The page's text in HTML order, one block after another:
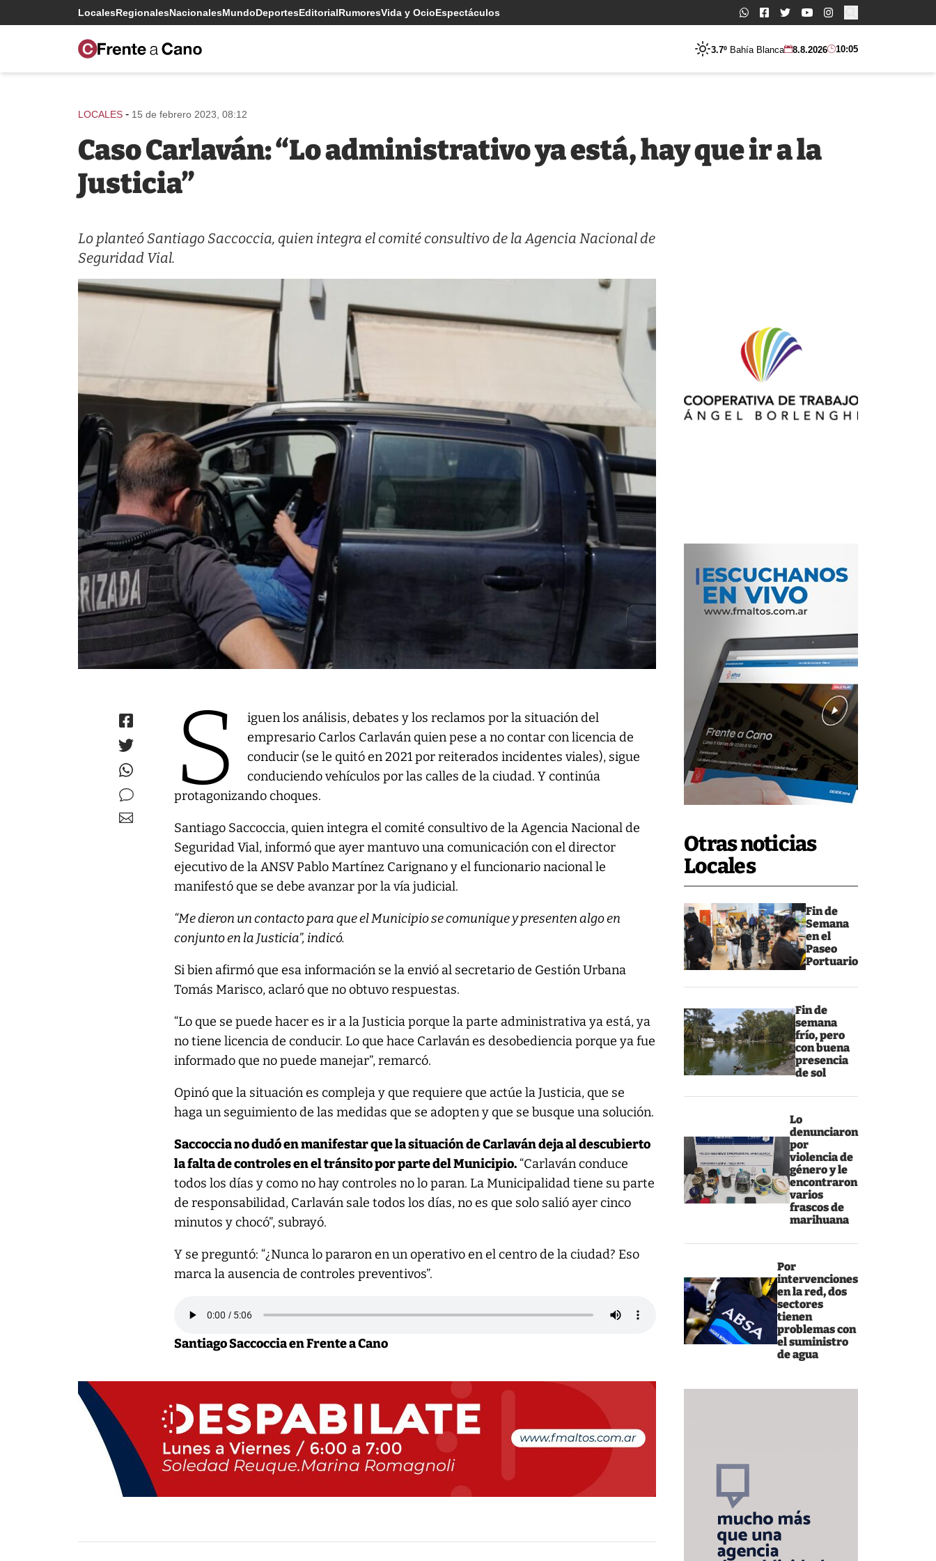
LocalesRegionalesNacionalesMundoDeportesEditorialRumoresVida y OcioEspectáculos Buscar:
3.7º Bahía Blanca 8.8.2026 10:05
Otras noticias
Locales
Fin de
Semana
en el
Paseo
Portuario
Fin de
semana
frío, pero
con buena
presencia
de sol
Lo
denunciaron
por
violencia de
género y le
encontraron
varios
frascos de
marihuana
Por
intervenciones
en la red, dos
sectores
tienen
problemas con
el suministro
de agua
LOCALES - 15 de febrero 2023, 08:12
Caso Carlaván: “Lo administrativo ya está, hay que ir a la
Justicia”
Lo planteó Santiago Saccoccia, quien integra el comité consultivo de la Agencia Nacional de
Seguridad Vial.
S
iguen los análisis, debates y los reclamos por la situación del
empresario Carlos Carlaván quien pese a no contar con licencia de
conducir (se le quitó en 2021 por reiterados incidentes viales), sigue
conduciendo vehículos por las calles de la ciudad. Y continúa
protagonizando choques.
Santiago Saccoccia, quien integra el comité consultivo de la Agencia Nacional de
Seguridad Vial, informó que ayer mantuvo una comunicación con el director
ejecutivo de la ANSV Pablo Martínez Carignano y el funcionario nacional le
manifestó que se debe avanzar por la vía judicial.
“Me dieron un contacto para que el Municipio se comunique y presenten algo en
conjunto en la Justicia”, indicó.
Si bien afirmó que esa información se la envió al secretario de Gestión Urbana
Tomás Marisco, aclaró que no obtuvo respuestas.
“Lo que se puede hacer es ir a la Justicia porque la parte administrativa ya está, ya
no tiene licencia de conducir. Lo que hace Carlaván es desobediencia porque ya fue
informado que no puede manejar”, remarcó.
Opinó que la situación es compleja y que requiere que actúe la Justicia, que se
haga un seguimiento de las medidas que se adopten y que se busque una solución.
Saccoccia no dudó en manifestar que la situación de Carlaván deja al descubierto
la falta de controles en el tránsito por parte del Municipio.“Carlaván conduce
todos los días y como no hay controles no lo paran. La Municipalidad tiene su parte
de responsabilidad, Carlaván sale todos los días, no es que solo salió ayer cinco
minutos y chocó”, subrayó.
Y se preguntó: “¿Nunca lo pararon en un operativo en el centro de la ciudad? Eso
marca la ausencia de controles preventivos”.
Santiago Saccoccia en Frente a Cano